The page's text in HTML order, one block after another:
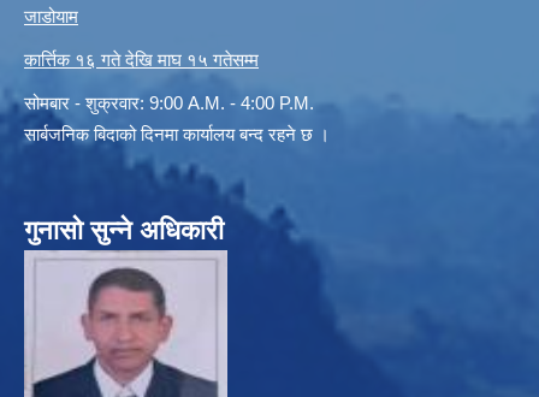
जाडोयाम
कार्त्तिक १६ गते देखि माघ १५ गतेसम्म
सोमबार - शुक्रवार: 9:00 A.M. - 4:00 P.M.
सार्बजनिक बिदाको दिनमा कार्यालय बन्द रहने छ ।
गुनासो सुन्ने अधिकारी